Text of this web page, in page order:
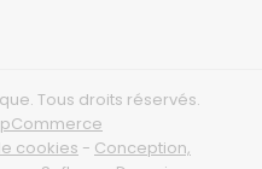
Tous droits réservés.
cookies - Conception,